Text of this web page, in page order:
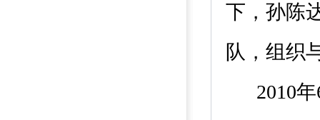
下，孙陈
队，组织
2010